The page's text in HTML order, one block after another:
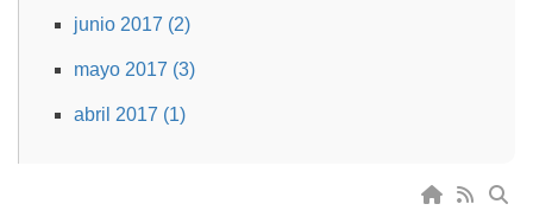
junio 2017 (2)
mayo 2017 (3)
abril 2017 (1)